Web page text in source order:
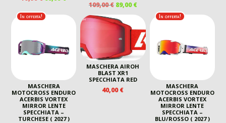
ORIGINALE
PREZZO
ATTUALE
109,00€ IL
PREZZO
ORIGINALE
ERA:
109,00 €.
89,00€IL
PREZZO
ATTUALE
È:
89,00 €.
In offerta!
MASCHERA
MOTOCROSS ENDURO
ACERBIS VORTEX
MIRROR LENTE
SPECCHIATA –
TURCHESE ( 2027 )
MASCHERA AIROH
BLAST XR1
SPECCHIATA RED
40,00€
In offerta!
MASCHERA
MOTOCROSS ENDURO
ACERBIS VORTEX
MIRROR LENTE
SPECCHIATA –
BLU/ROSSO ( 2027 )